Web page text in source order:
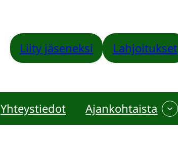
Liity jäseneksi Lahjoitukset
Yhteystiedot Ajankohtaista